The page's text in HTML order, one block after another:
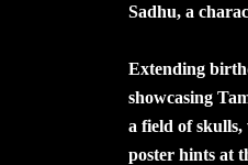
Sadhu, a
Extending
showcasing
a field of
poster hints at